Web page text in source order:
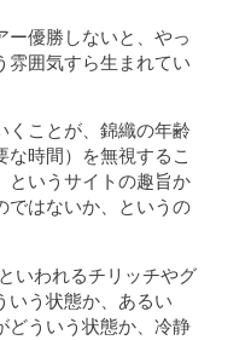
ー優勝しないと、やっ
雰囲気すら生まれてい
くことが、錦織の年齢
な時間）を無視するこ
というサイトの趣旨か
ではないか、というの
いわれるチリッチやグ
いう状態か、あるい
どういう状態か、冷静